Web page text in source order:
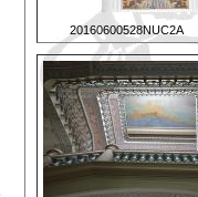
20160600528NUC2A